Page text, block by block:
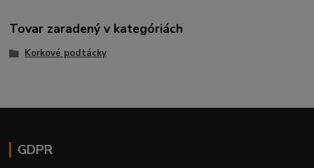
Tovar zaradený v kategóriách
Korkové podtácky
GDPR